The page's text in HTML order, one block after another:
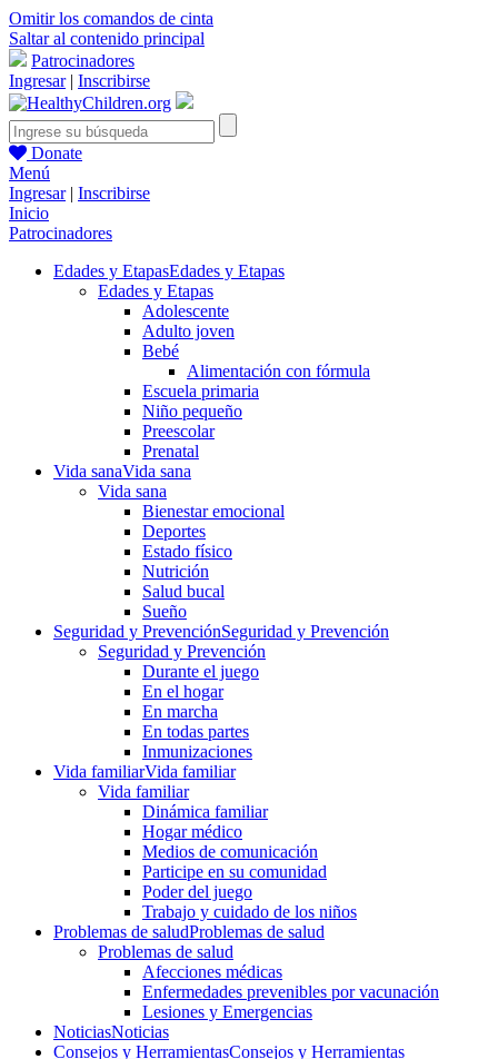
Omitir los comandos de cinta
Saltar al contenido principal
Patrocinadores
Ingresar| Inscribirse
Donate
Menú
Ingresar| Inscribirse
Inicio
Patrocinadores
Edades y EtapasEdades y Etapas
Edades y Etapas
Adolescente
Adulto joven
Bebé
Alimentación con fórmula
Escuela primaria
Niño pequeño
Preescolar
Prenatal
Vida sanaVida sana
Vida sana
Bienestar emocional
Deportes
Estado físico
Nutrición
Salud bucal
Sueño
Seguridad y PrevenciónSeguridad y Prevención
Seguridad y Prevención
Durante el juego
En el hogar
En marcha
En todas partes
Inmunizaciones
Vida familiarVida familiar
Vida familiar
Dinámica familiar
Hogar médico
Medios de comunicación
Participe en su comunidad
Poder del juego
Trabajo y cuidado de los niños
Problemas de saludProblemas de salud
Problemas de salud
Afecciones médicas
Enfermedades prevenibles por vacunación
Lesiones y Emergencias
NoticiasNoticias
Consejos y HerramientasConsejos y Herramientas